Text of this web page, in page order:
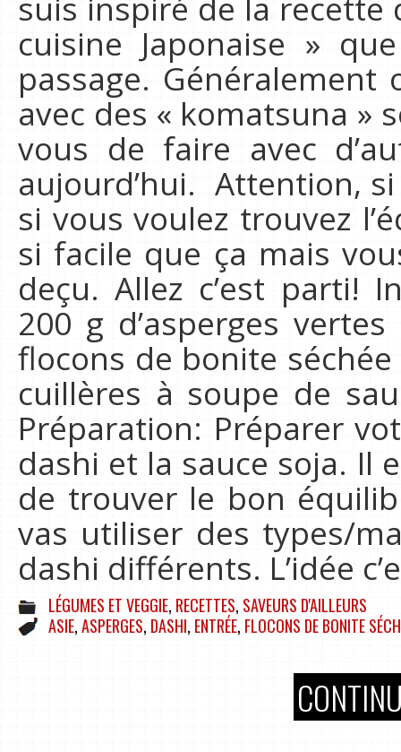
cuisine Japonaise »
passage.
avec des « komatsuna »
vous de faire avec
aujourd’hui. Attention,
si vous voulez trouvez
si facile que ça mais
deçu. Allez c’est parti!
200 g d’asperges
flocons de bonite
cuillères à soupe de
Préparation: Préparer
dashi et la sauce soja. Il
de trouver le bon
vas utiliser des types/
dashi différents. L’idée
LÉGUMES ET VEGGIE, RECETTES, SAVEURS D'AILLEURS
ASIE,ASPERGES, DASHI, ENTRÉE, FLOCONS DE BONITE